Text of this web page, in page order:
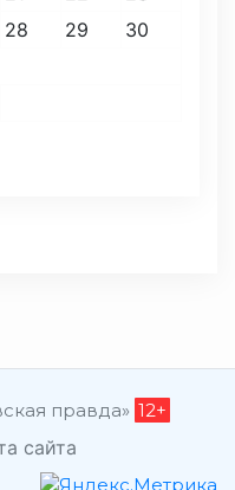
28 29
30
правда» 12+
сайта